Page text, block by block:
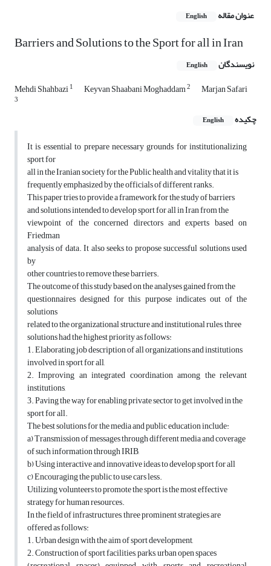
عنوان مقاله English
Barriers and Solutions to the Sport for all in Iran
نویسندگان English
Mehdi Shahbazi1 Keyvan Shaabani Moghaddam2 Marjan Safari
3
چکیده English
It is essential to prepare necessary grounds for institutionalizing
sport for
all in the Iranian society for the Public health and vitality that it is
frequently emphasized by the officials of different ranks.
This paper tries to provide a framework for the study of barriers
and solutions intended to develop sport for all in Iran from the
viewpoint of the concerned directors and experts based on
Friedman
analysis of data. It also seeks to propose successful solutions used
by
other countries to remove these barriers.
The outcome of this study based on the analyses gained from the
questionnaires designed for this purpose indicates out of the
solutions
related to the organizational structure and institutional rules, three
solutions had the highest priority as follows:
1. Elaborating job description of all organizations and institutions
involved in sport for all,
2. Improving an integrated coordination among the relevant
institutions,
3. Paving the way for enabling private sector to get involved in the
sport for all.
The best solutions for the media and public education include:
a) Transmission of messages through different media and coverage
of such information through IRIB,
b) Using interactive and innovative ideas to develop sport for all
c) Encouraging the public to use cars less.
Utilizing volunteers to promote the sport is the most effective
strategy for human resources.
In the field of infrastructures, three prominent strategies are
offered as follows:
1. Urban design with the aim of sport development,
2. Construction of sport facilities, parks, urban open spaces